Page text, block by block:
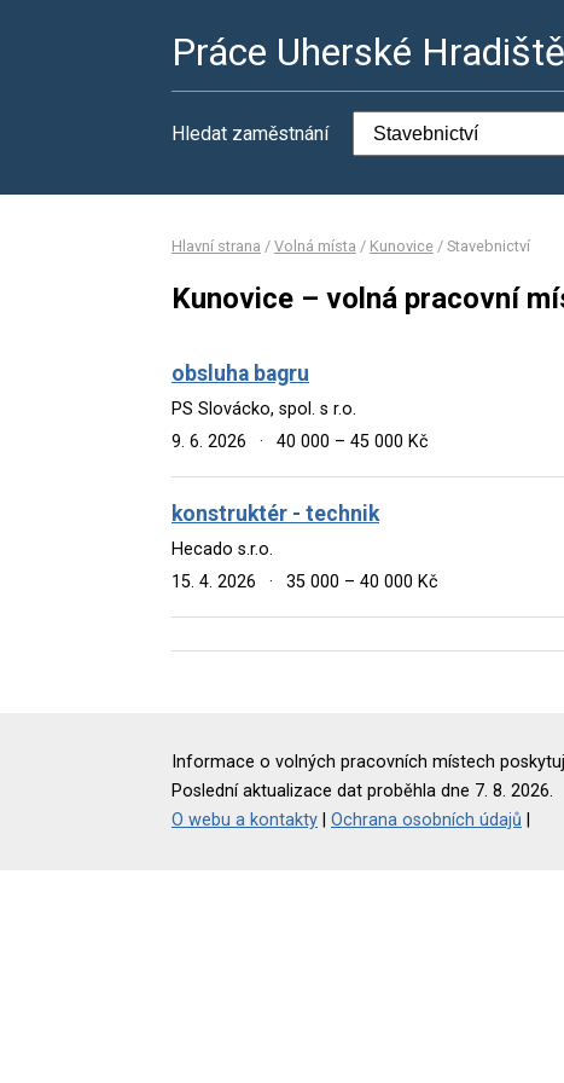
Práce Uherské Hradiště
Hledat zaměstnání
Hlavní strana / Volná místa / Kunovice / Stavebnictví
Kunovice – volná pracovní
obsluha bagru
PS Slovácko, spol. s r.o.
9. 6. 2026
· 40 000 – 45 000 Kč
konstruktér - technik
Hecado s.r.o.
15. 4. 2026
· 35 000 – 40 000 Kč
Informace o volných pracovních místech
Poslední aktualizace dat proběhla dne 7. 8. 2026.
O webu a kontakty
Ochrana osobních údajů